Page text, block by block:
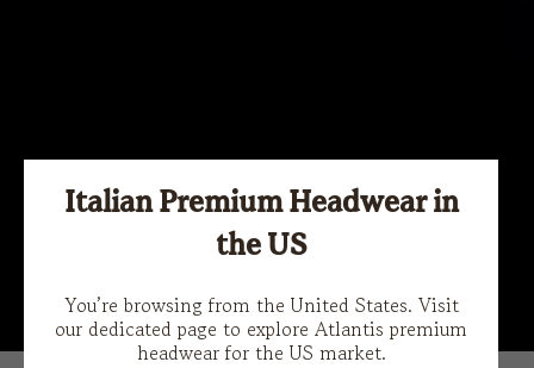
Italian Premium Headwear in
the US
You’re browsing from the United States. Visit
our dedicated page to explore Atlantis premium
headwear for the US market.